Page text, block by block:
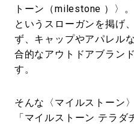
トーン（milestone ）〉。
というスローガンを掲げ
ず、キャップやアパレル
合的なアウトドアブラン
す。
そんな〈マイルストーン
「マイルストーン テラ